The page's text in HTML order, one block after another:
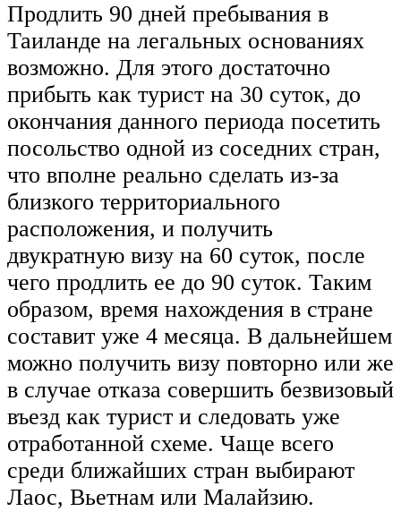
Продлить 90 дней пребывания в
Таиланде на легальных основаниях
возможно. Для этого достаточно
прибыть как турист на 30 суток, до
окончания данного периода посетить
посольство одной из соседних стран,
что вполне реально сделать из-за
близкого территориального
расположения, и получить
двукратную визу на 60 суток, после
чего продлить ее до 90 суток. Таким
образом, время нахождения в стране
составит уже 4 месяца. В дальнейшем
можно получить визу повторно или же
в случае отказа совершить безвизовый
въезд как турист и следовать уже
отработанной схеме. Чаще всего
среди ближайших стран выбирают
Лаос, Вьетнам или Малайзию.